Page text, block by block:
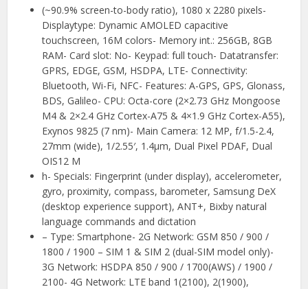
(~90.9% screen-to-body ratio), 1080 x 2280 pixels-
Displaytype: Dynamic AMOLED capacitive
touchscreen, 16M colors- Memory int.: 256GB, 8GB
RAM- Card slot: No- Keypad: full touch- Datatransfer:
GPRS, EDGE, GSM, HSDPA, LTE- Connectivity:
Bluetooth, Wi-Fi, NFC- Features: A-GPS, GPS, Glonass,
BDS, Galileo- CPU: Octa-core (2×2.73 GHz Mongoose
M4 & 2×2.4 GHz Cortex-A75 & 4×1.9 GHz Cortex-A55),
Exynos 9825 (7 nm)- Main Camera: 12 MP, f/1.5-2.4,
27mm (wide), 1/2.55′, 1.4µm, Dual Pixel PDAF, Dual
OIS12 M
h- Specials: Fingerprint (under display), accelerometer,
gyro, proximity, compass, barometer, Samsung DeX
(desktop experience support), ANT+, Bixby natural
language commands and dictation
– Type: Smartphone- 2G Network: GSM 850 / 900 /
1800 / 1900 – SIM 1 & SIM 2 (dual-SIM model only)-
3G Network: HSDPA 850 / 900 / 1700(AWS) / 1900 /
2100- 4G Network: LTE band 1(2100), 2(1900),